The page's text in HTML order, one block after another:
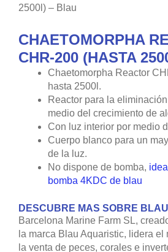
2500l) – Blau
CHAETOMORPHA
CHR-200 (HASTA
Chaetomorpha Reactor
hasta 2500l.
Reactor para la
medio del crecimiento de
Con luz interior por medio
Cuerpo blanco para un
de la luz.
No dispone de bomba,
bomba 4KDC de blau
DESCUBRE MAS SOBRE BLAU
Barcelona Marine Farm SL,
la marca Blau Aquaristic, lidera el
la venta de peces, corales e